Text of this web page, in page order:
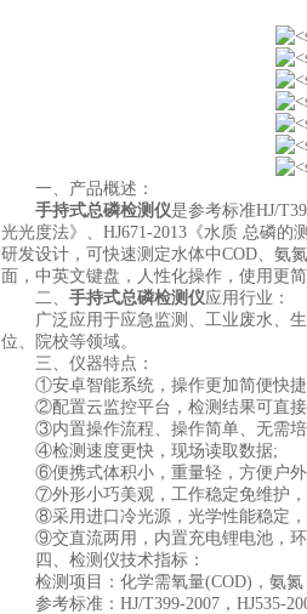
一、产品概述：
手持式总磷检测仪是参考标准HJ/
光光度法》、HJ671-2013《水质 总磷
研发设计，可快速测定水体中COD、氨
面，中英文键盘，人性化操作，使用更
二、 手持式总磷检测仪应用行业：
广泛应用于应急监测、工业废水、生
位、院校等领域。
三、仪器特点：
①安卓智能系统，操作更加简便快
②配置云监控平台，检测结果可直接
③内置操作流程、操作简单、无需培
④检测速度更快，现场读取数据;
⑥便携式体积小，重量轻，方便户外
⑦外形小巧美观，工作稳定免维护，
⑧采用进口冷光源，光学性能稳定，
⑨交直流两用，内置充电锂电池，环
四、检测仪技术指标：
检测项目：化学需氧量(COD)，氨氮
参考标准：HJ/T399-2007，HJ535-